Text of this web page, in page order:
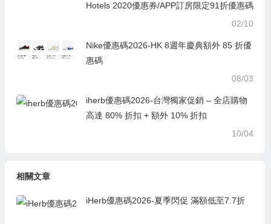
Hotels 2020優惠券/APP訂房限定91折優惠碼
02/10
Nike優惠碼2026-HK 8週年慶典額外 85 折優
惠碼
08/03
iherb優惠碼2026-台灣獨家促銷 – 全店購物
高達 80% 折扣 + 額外 10% 折扣
10/04
相關文章
iHerb優惠碼2026-夏季閃促 滿額低至7.7折